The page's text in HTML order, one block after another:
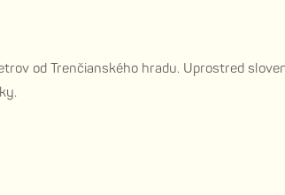
od Trenčianského hradu. Uprostred